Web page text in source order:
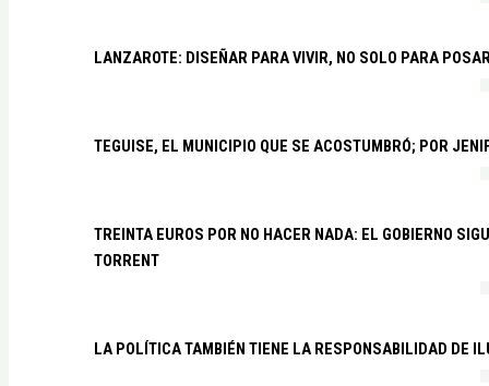
LANZAROTE: DISEÑAR PARA VIVIR, NO SOLO PARA
TEGUISE, EL MUNICIPIO QUE SE ACOSTUMBRÓ; POR
TREINTA EUROS POR NO HACER NADA: EL GOBIERNO
TORRENT
LA POLÍTICA TAMBIÉN TIENE LA RESPONSABILIDAD DE